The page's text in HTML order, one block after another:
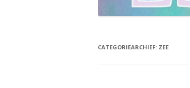
CATEGORIEARCHIEF: ZEE